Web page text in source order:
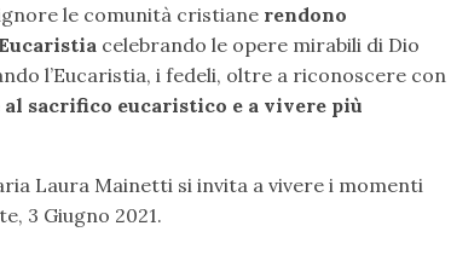
le comunità cristiane rendono
celebrando le opere mirabili di Dio
l’Eucaristia, i fedeli, oltre a riconoscere con
al sacrifico eucaristico e a vivere più
Laura Mainetti si invita a vivere i momenti
3 Giugno 2021.